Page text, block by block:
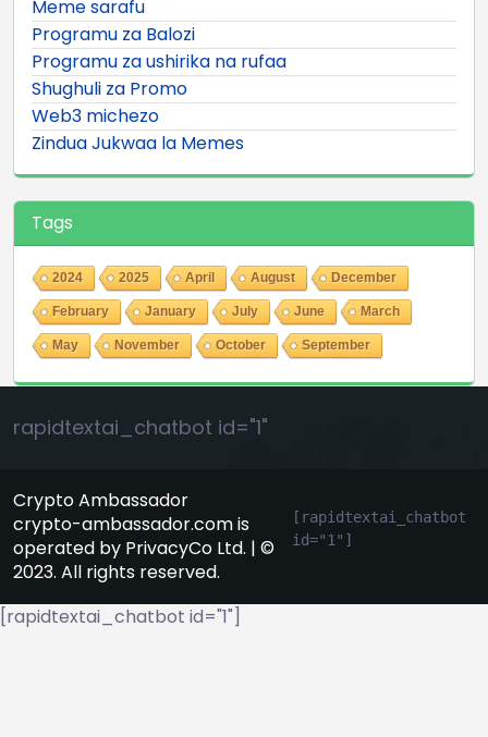
Meme sarafu
Programu za Balozi
Programu za ushirika na rufaa
Shughuli za Promo
Web3 michezo
Zindua Jukwaa la Memes
Tags
2024 2025 April August December
February January July June March
May November October September
rapidtextai_chatbot id="1"
Crypto Ambassador
crypto-ambassador.com is
operated by PrivacyCo Ltd. | ©
2023. All rights reserved.
[rapidtextai_chatbot
id="1"]
[rapidtextai_chatbot id="1"]